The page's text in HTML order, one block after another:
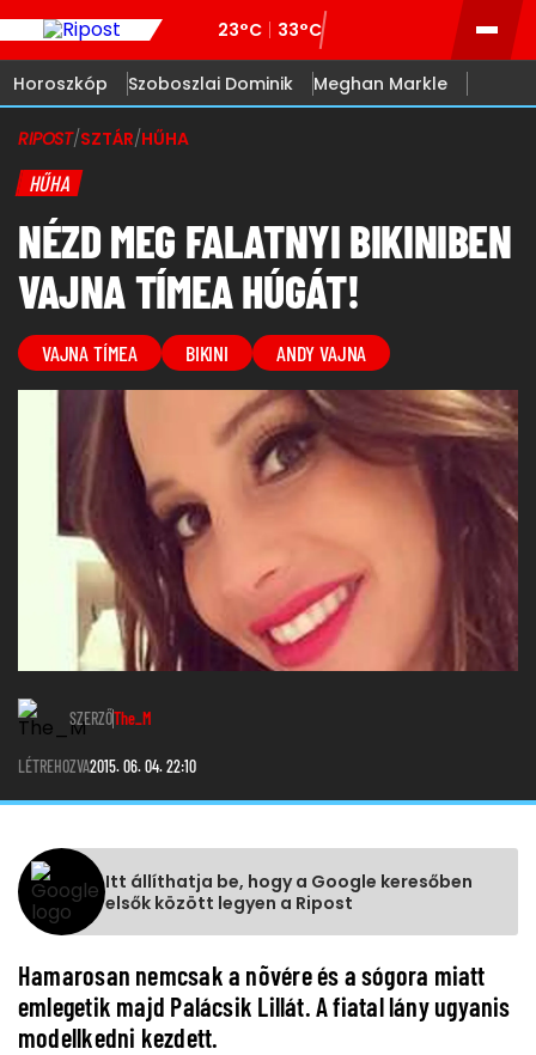
23°C 33°C
Horoszkóp Szoboszlai Dominik Meghan Markle
RIPOST/SZTÁR/HŰHA
HŰHA
NÉZD MEG FALATNYI BIKINIBEN
VAJNA TÍMEA HÚGÁT!
VAJNA TÍMEA BIKINI ANDY VAJNA
SZERZŐThe_M
LÉTREHOZVA2015. 06. 04. 22:10
Itt állíthatja be, hogy a Google keresőben
elsők között legyen a Ripost
Hamarosan nemcsak a nõvére és a sógora miatt
emlegetik majd Palácsik Lillát. A fiatal lány ugyanis
modellkedni kezdett.